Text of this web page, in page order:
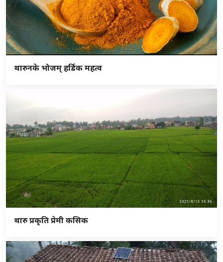
थारुनके भोजम् हर्डिक महत्व
थारु प्रकृति प्रेमी कसिक